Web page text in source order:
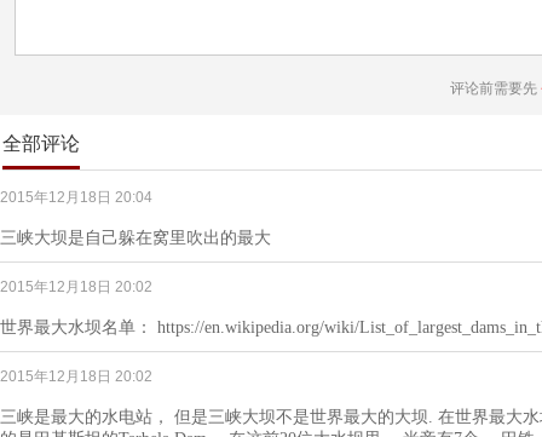
评论前需要先
全部评论
2015年12月18日 20:04
三峡大坝是自己躲在窝里吹出的最大
2015年12月18日 20:02
世界最大水坝名单： https://en.wikipedia.org/wiki/
2015年12月18日 20:02
三峡是最大的水电站， 但是三峡大坝不是世界最大的大坝. 在世界最大